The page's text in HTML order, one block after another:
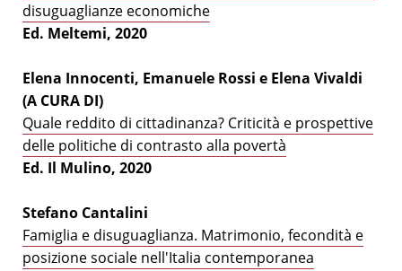
disuguaglianze economiche
Ed. Meltemi, 2020
Elena Innocenti, Emanuele Rossi e Elena Vivaldi
(A CURA DI)
Quale reddito di cittadinanza? Criticità e prospettive
delle politiche di contrasto alla povertà
Ed. Il Mulino, 2020
Stefano Cantalini
Famiglia e disuguaglianza. Matrimonio, fecondità e
posizione sociale nell'Italia contemporanea